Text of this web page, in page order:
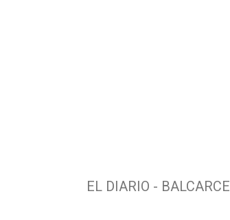
EL DIARIO - BALCARCE